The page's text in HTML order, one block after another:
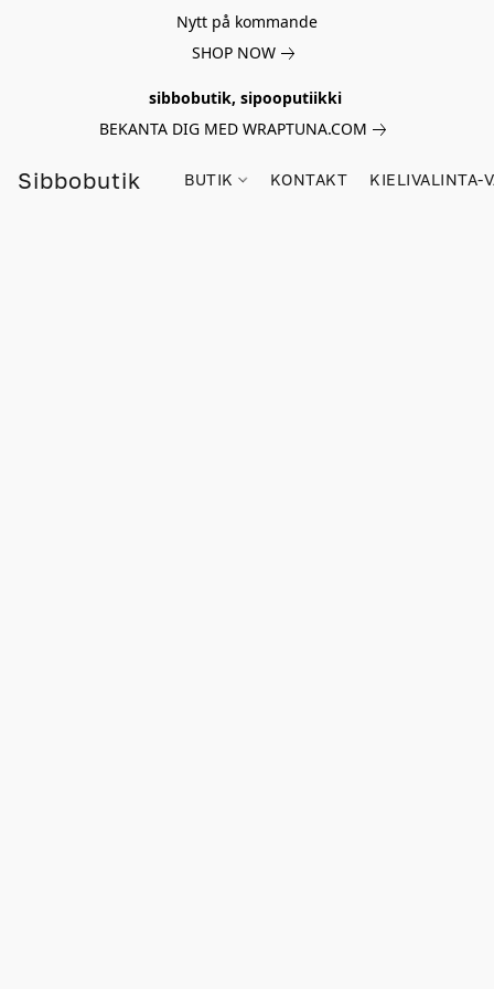
Nytt på kommande
SHOP NOW
sibbobutik, sipooputiikki
BEKANTA DIG MED WRAPTUNA.COM
Sibbobutik BUTIK KONTAKT KIELIVALINTA-